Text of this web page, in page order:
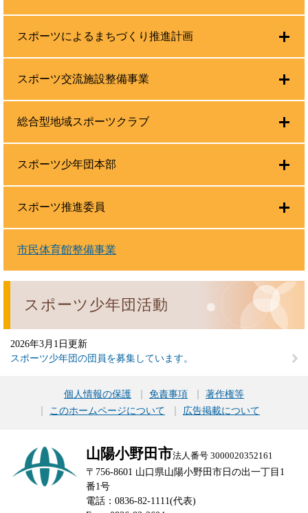
スポーツ少年団活動
2026年3月1日更新
スポーツ少年団の団員を募集しています。
スポーツによるまちづくり推進計画
スポーツ交流施設整備事業
総合型地域スポーツクラブ
スポーツ少年団本部
スポーツ推進委員
市民体育館整備事業
個人情報の保護 免責事項
著作権等
このホームページについて
広告掲載について
山陽小野田市法人番号 3000020352161
〒756-8601 山口県山陽小野田市日の出一丁目1
番1号
電話：0836-82-1111(代表)